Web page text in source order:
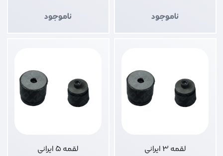
ناموجود ناموجود
لقمه 3 ایرانی لقمه 5 ایرانی